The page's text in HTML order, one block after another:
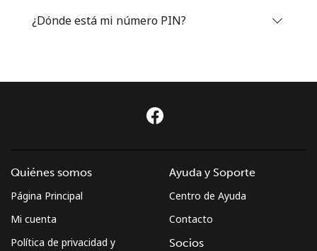
¿Dónde está mi número PIN?
Quiénes somos
Página Principal
Mi cuenta
Política de privacidad y
Ayuda y Soporte
Centro de Ayuda
Contacto
Socios